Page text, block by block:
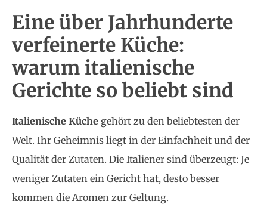
Eine über Jahrhunderte
verfeinerte Küche:
warum italienische
Gerichte so beliebt sind
Italienische Küche gehört zu den beliebtesten der
Welt. Ihr Geheimnis liegt in der Einfachheit und der
Qualität der Zutaten. Die Italiener sind überzeugt: Je
weniger Zutaten ein Gericht hat, desto besser
kommen die Aromen zur Geltung.